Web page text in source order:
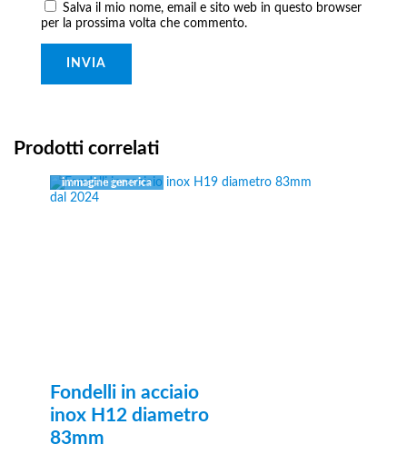
Salva il mio nome, email e sito web in questo browser
per la prossima volta che commento.
Prodotti correlati
Fondelli in acciaio
inox H12 diametro
83mm